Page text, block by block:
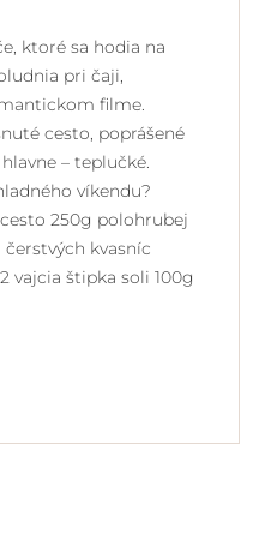
ktoré sa hodia na
pri čaji,
filme.
cesto, poprášené
– teplučké.
víkendu?
250g polohrubej
kvasníc
vajcia štipka soli 100g